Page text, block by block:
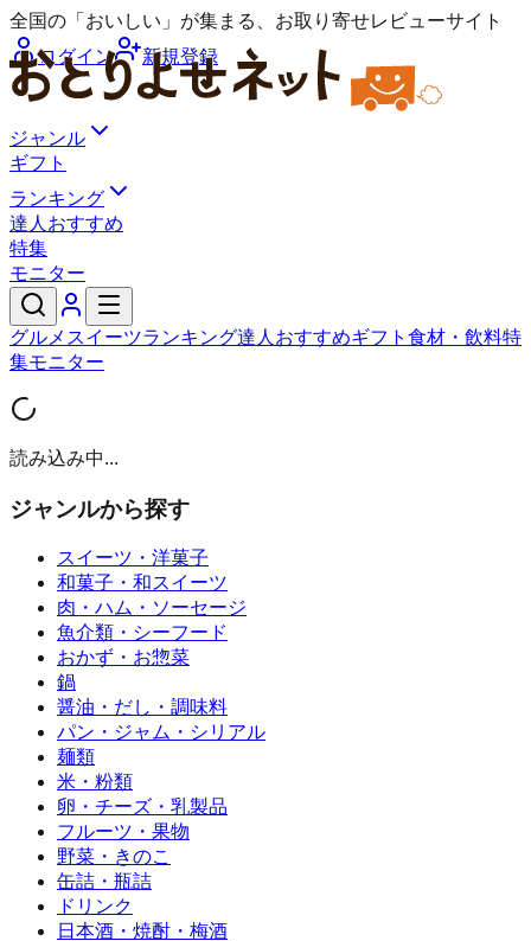
全国の「おいしい」が集まる、お取り寄せレビューサイト
ログイン
新規登録
ジャンル
ギフト
ランキング
達人おすすめ
特集
モニター
グルメ スイーツランキング達人おすすめギフト 食材・飲料特
集モニター
読み込み中...
ジャンルから探す
スイーツ・洋菓子
和菓子・和スイーツ
肉・ハム・ソーセージ
魚介類・シーフード
おかず・お惣菜
鍋
醤油・だし・調味料
パン・ジャム・シリアル
麺類
米・粉類
卵・チーズ・乳製品
フルーツ・果物
野菜・きのこ
缶詰・瓶詰
ドリンク
日本酒・焼酎・梅酒